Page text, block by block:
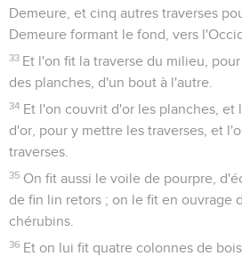
Demeure, et cinq autres traverses
Demeure formant le fond, vers
33 Et l'on fit la traverse du milieu,
des planches, d'un bout à l'autre.
34 Et l'on couvrit d'or les planches, et
d'or, pour y mettre les traverses, et
traverses.
35 On fit aussi le voile de pourpre,
de fin lin retors ; on le fit en ouvrage
chérubins.
36 Et on lui fit quatre colonnes de